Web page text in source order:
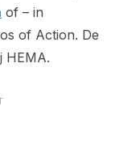
of – in
of Action. De
HEMA.